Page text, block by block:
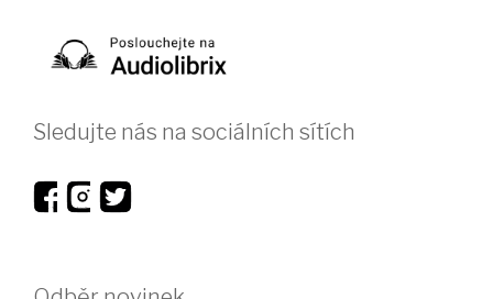
Sledujte nás na sociálních sítích